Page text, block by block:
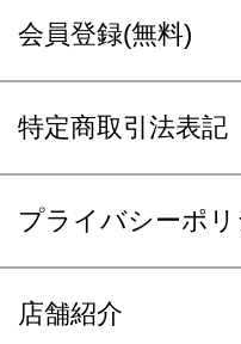
会員登録(無料)
特定商取引法表記
プライバシーポリ
店舗紹介